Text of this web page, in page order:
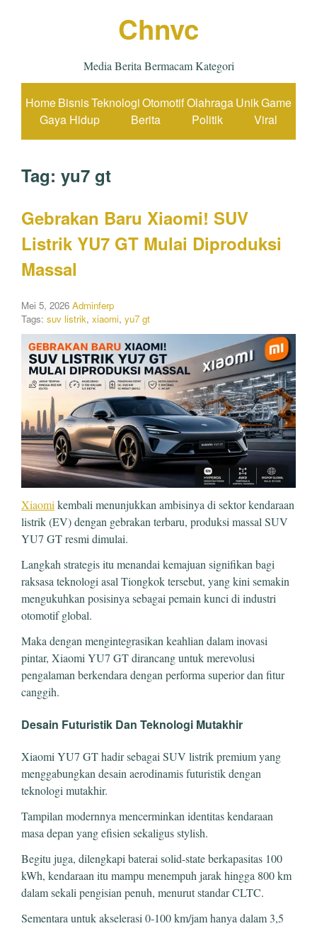
Chnvc
Media Berita Bermacam Kategori
HomeBisnisTeknologiOtomotifOlahragaUnikGame
Gaya Hidup
Berita Politik Viral
Tag: yu7 gt
Gebrakan Baru Xiaomi! SUV
Listrik YU7 GT Mulai Diproduksi
Massal
Mei 5, 2026 Adminferp
Tags: suv listrik, xiaomi, yu7 gt
Xiaomikembali menunjukkan ambisinya di sektor kendaraan
listrik (EV) dengan gebrakan terbaru, produksi massal SUV
YU7 GT resmi dimulai.
Langkah strategis itu menandai kemajuan signifikan bagi
raksasa teknologi asal Tiongkok tersebut, yang kini semakin
mengukuhkan posisinya sebagai pemain kunci di industri
otomotif global.
Maka dengan mengintegrasikan keahlian dalam inovasi
pintar, Xiaomi YU7 GT dirancang untuk merevolusi
pengalaman berkendara dengan performa superior dan fitur
canggih.
Desain Futuristik Dan Teknologi Mutakhir
Xiaomi YU7 GT hadir sebagai SUV listrik premium yang
menggabungkan desain aerodinamis futuristik dengan
teknologi mutakhir.
Tampilan modernnya mencerminkan identitas kendaraan
masa depan yang efisien sekaligus stylish.
Begitu juga, dilengkapi baterai solid-state berkapasitas 100
kWh, kendaraan itu mampu menempuh jarak hingga 800 km
dalam sekali pengisian penuh, menurut standar CLTC.
Sementara untuk akselerasi 0-100 km/jam hanya dalam 3,5